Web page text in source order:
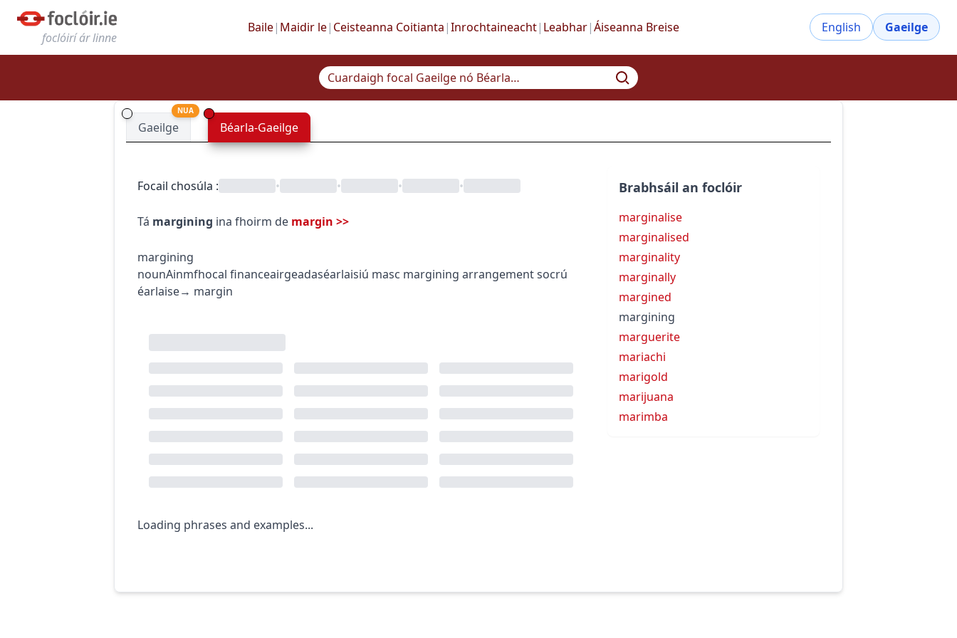
foclóirí ár linne
Baile| Maidir le| Ceisteanna Coitianta |Inrochtaineacht| Leabhar|Áiseanna Breise English Gaeilge
Gaeilge
NUA
Béarla-Gaeilge
Focail chosúla : • • • •
Tá margining ina fhoirm de margin >>
margining
nounAinmfhocal financeairgeadaséarlaisiú masc margining arrangementsocrú
éarlaise→ margin
Loading phrases and examples...
Brabhsáil an foclóir
marginalise
marginalised
marginality
marginally
margined
margining
marguerite
mariachi
marigold
marijuana
marimba